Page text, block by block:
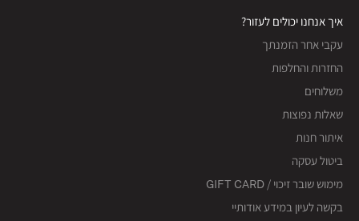
איך אנחנו יכולים לעזור?
עקבי אחר הזמנתך
החזרות והחלפות
משלוחים
שאלות נפוצות
איתור חנות
ביטול עסקה
מימוש שובר זיכוי / GIFT CARD
בקשה לעיון במידע אודותיי